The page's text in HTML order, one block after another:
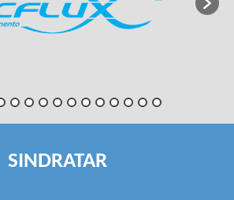
SINDRATAR